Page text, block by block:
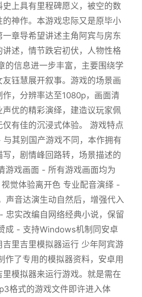
上具有里程碑愿义，被空的数
神作。本游戏忠际又是原毕小
章导希望讲述主角阿宾与房东
述，情节跌宕初伏，人物性格
的信息进一步丰富，主要围绕学
钰慧展开叙事。游戏的场景画
作，分辨率达至1080p，画面清
声优的精彩演绎，建造议玩家佩
有佳的沉浸式体验。 游戏特点
其别国产游戏不同，本作拥有
，剧情峰回路转，场景描述的
游戏画面 - 所有游戏画面均为
觉体验离开色 专业配音演绎 -
声音达演生动自然后，增强代入
忠实改编自网络经典小说，保留
成 - 支持Windows机制同安卓
里吉里模拟器运行 少年阿宾游
作了专用的模拟器资料，安卓用
里模拟器来运行游戏。就是需在
格式的游戏文件即许进入体